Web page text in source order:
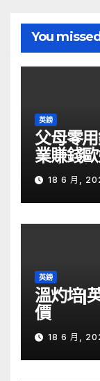
You missed
英鎊
父母零
業賺錢
自由財經
18 6 月,
英鎊
溫灼培|
價
18 6 月,